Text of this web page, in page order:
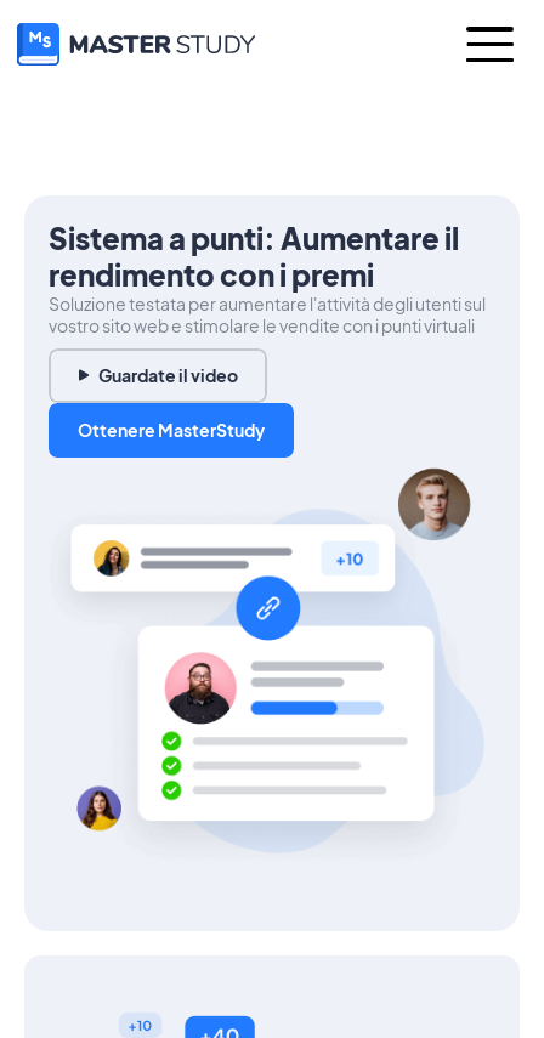
Sistema a punti: Aumentare il
rendimento con i premi
Soluzione testata per aumentare l'attività degli utenti sul
vostro sito web e stimolare le vendite con i punti virtuali
Guardate il video
Ottenere MasterStudy